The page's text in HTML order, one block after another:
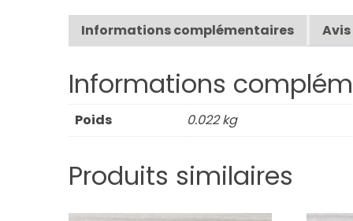
Informations complémentaires
Informations
Poids 0.022 kg
Produits similaires